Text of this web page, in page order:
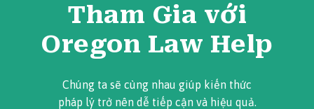
Tham Gia với
Oregon Law Help
Chúng ta sẽ cùng nhau giúp kiến thức
pháp lý trở nên dễ tiếp cận và hiệu quả.